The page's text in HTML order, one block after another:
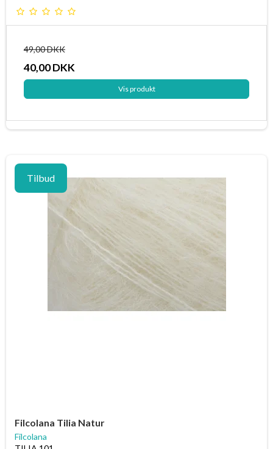
49,00 DKK
40,00 DKK
Vis produkt
Tilbud
Filcolana Tilia Natur
Filcolana